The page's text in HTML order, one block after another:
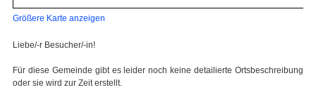
Größere Karte anzeigen
Liebe/-r Besucher/-in!
Für diese Gemeinde gibt es leider noch keine detailierte Ortsbeschreibung
oder sie wird zur Zeit erstellt.